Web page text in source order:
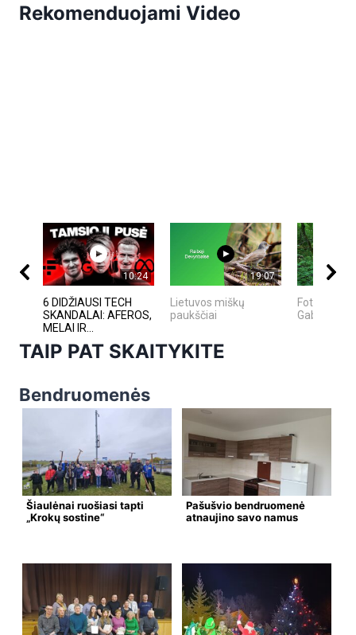
Rekomenduojami Video
10:24
6 DIDŽIAUSI TECH
SKANDALAI: AFEROS,
MELAI IR...
19:07
Lietuvos miškų
paukščiai
Gabrielius
TAIP PAT SKAITYKITE
Bendruomenės
Šiaulėnai ruošiasi tapti
„Krokų sostine“
Pašušvio bendruomenė
atnaujino savo namus